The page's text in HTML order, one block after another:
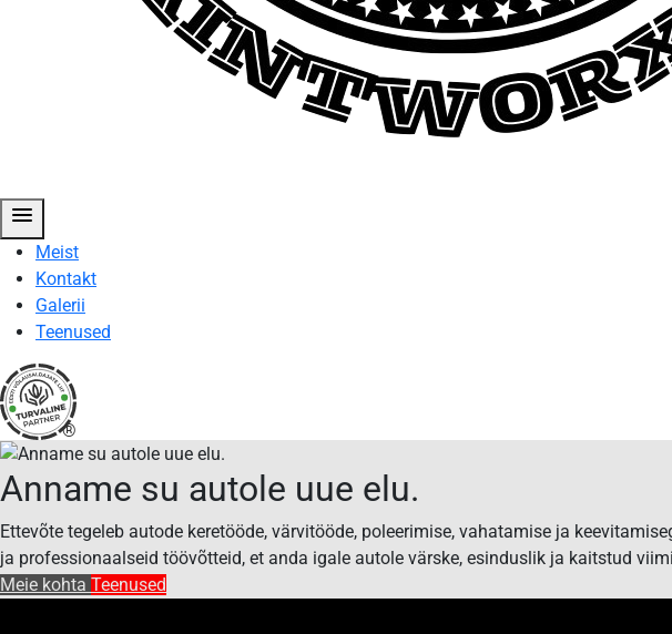
menu
Meist
Kontakt
Galerii
Teenused
®
Avaleht
-
PAINTWORX
Anname su autole uue elu.
Ettevõte tegeleb autode keretööde, värvitööde, poleerimise, vahatamise ja
ja professionaalseid töövõtteid, et anda igale autole värske, esinduslik ja kaitstud
Meie kohta Teenused